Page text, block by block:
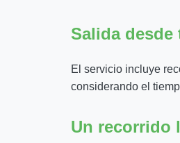
Salida
El servicio incluye
considerando el
Un recorrido